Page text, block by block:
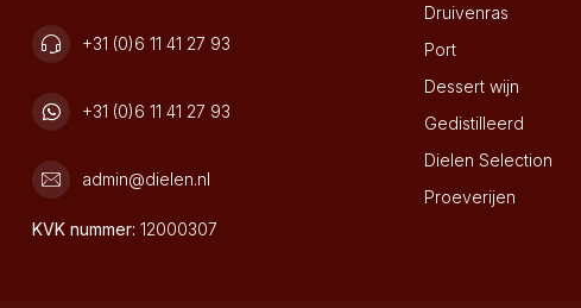
+31 (0)6 11 41 27 93
+31 (0)6 11 41 27 93
admin@dielen.nl
KVK nummer: 12000307
Druivenras
Port
Dessert wijn
Gedistilleerd
Dielen Selection
Proeverijen